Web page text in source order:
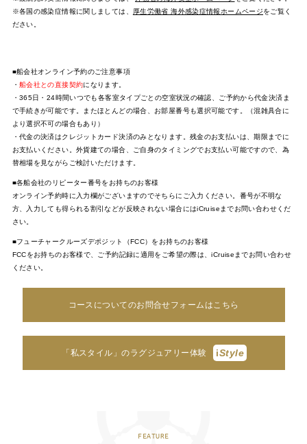
※各国の感染症情報に関しましては、
厚生労働省 海外感染症情報ホームページをご覧く
ださい。
■船会社オンライン予約のご注意事項
・ 船会社との直接契約になります。
・365日・24時間いつでも各客室タイプごとの空室状況の確認、ご予約から代金決済ま
で手続きが可能です。またほとんどの場合、お部屋番号も選択可能です。（混雑具合に
より選択不可の場合もあり）
・代金の決済はクレジットカード決済のみとなります。残金のお支払いは、期限までに
お支払いください。外貨建ての場合、ご自身のタイミングでお支払い可能ですので、為
替相場を見ながらご検討いただけます。
■各船会社のリピーター番号をお持ちのお客様
オンライン予約時に入力欄がございますのでそちらにご入力ください。番号が不明な
方、入力しても得られる割引などが反映されない場合にはiCruiseまでお問い合わせくだ
さい。
■フューチャークルーズデポジット（FCC）をお持ちのお客様
FCCをお持ちのお客様で、ご予約記録に適用をご希望の際は、iCruiseまでお問い合わせ
ください。
コースについてのお問合せフォームはこちら
「私スタイル」のラグジュアリー体験 iStyle
FEATURE